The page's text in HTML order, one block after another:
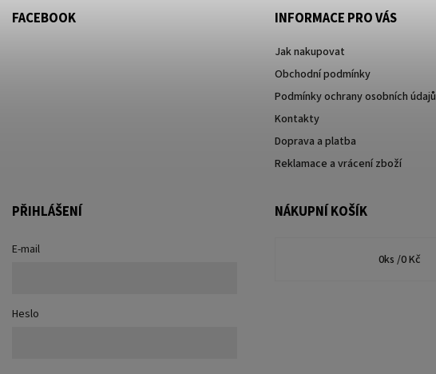
FACEBOOK INFORMACE PRO VÁS
Jak nakupovat
Obchodní podmínky
Podmínky ochrany osobních údajů
Kontakty
Doprava a platba
Reklamace a vrácení zboží
PŘIHLÁŠENÍ
E-mail
Heslo
NÁKUPNÍ KOŠÍK
0ks /0 Kč